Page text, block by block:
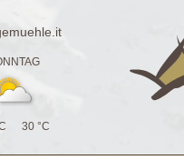
30 °C